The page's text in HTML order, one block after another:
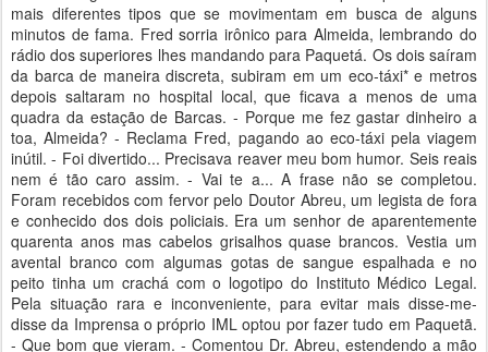
mais diferentes tipos que se movimentam em busca de alguns
minutos de fama. Fred sorria irônico para Almeida, lembrando do
rádio dos superiores lhes mandando para Paquetá. Os dois saíram
da barca de maneira discreta, subiram em um eco-táxi* e metros
depois saltaram no hospital local, que ficava a menos de uma
quadra da estação de Barcas. - Porque me fez gastar dinheiro a
toa, Almeida? - Reclama Fred, pagando ao eco-táxi pela viagem
inútil. - Foi divertido... Precisava reaver meu bom humor. Seis reais
nem é tão caro assim. - Vai te a... A frase não se completou.
Foram recebidos com fervor pelo Doutor Abreu, um legista de fora
e conhecido dos dois policiais. Era um senhor de aparentemente
quarenta anos mas cabelos grisalhos quase brancos. Vestia um
avental branco com algumas gotas de sangue espalhada e no
peito tinha um crachá com o logotipo do Instituto Médico Legal.
Pela situação rara e inconveniente, para evitar mais disse-me-
disse da Imprensa o próprio IML optou por fazer tudo em Paquetã.
- Que bom que vieram. - Comentou Dr. Abreu, estendendo a mão